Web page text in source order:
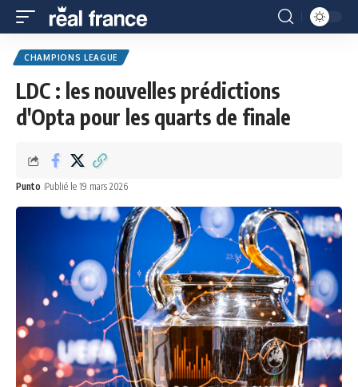
CHAMPIONS LEAGUE
LDC : les nouvelles prédictions
d'Opta pour les quarts de finale
Punto Publié le 19 mars 2026